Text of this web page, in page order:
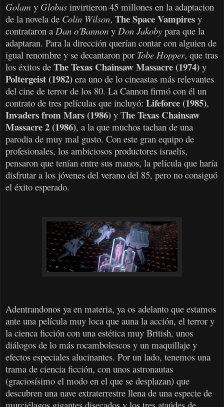
Golam y Globus invirtieron 45 millones en la adaptacion
de la novela de Colin Wilson, The Space Vampires y
contrataron a Dan o'Bannon y Don Jakoby para que la
adaptaran. Para la dirección querían contar con alguien de
igual renombre y se decantaron por Tobe Hopper, que tras
los éxitos de The Texas Chainsaw Massacre (1974) y
Poltergeist (1982) era uno de lo cineastas más relevantes
del cine de terror de los 80. La Cannon firmó con él un
contrato de tres películas que incluyó: Lifeforce (1985),
Invaders from Mars (1986) y The Texas Chainsaw
Massacre 2 (1986), a la que muchos tachan de una
parodia de muy mal gusto. Con este gran equipo de
profesionales, los ambiciosos productores israelís,
pensaron que tenían entre sus manos, la película que haría
disfrutar a los jóvenes del verano del 85, pero no consiguó
el éxito esperado.
Adentrandonos ya en materia, ya os adelanto que estamos
ante una película muy loca que auna la acción, el terror y
la cienca ficción con una estética muy British, unos
diálogos de lo más rocambolescos y un maquillaje y
efectos especiales alucinantes. Por un lado, tenemos una
trama de ciencia ficción, con unos astronautas
(graciosísimo el modo en el que se desplazan) que
descubren una nave extraterrestre llena de una especie de